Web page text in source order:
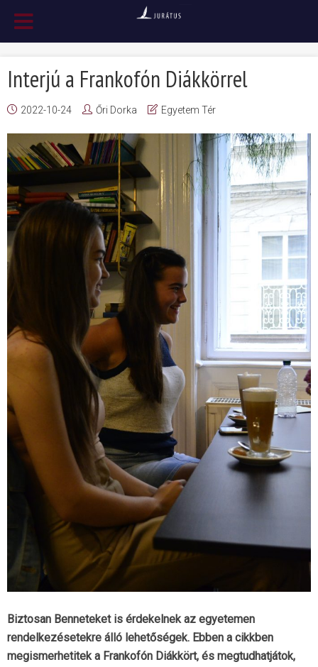
Interjú a Frankofón Diákkörrel
2022-10-24 Őri Dorka Egyetem Tér
Biztosan Benneteket is érdekelnek az egyetemen
rendelkezésetekre álló lehetőségek. Ebben a cikkben
megismerhetitek a Frankofón Diákkört, és megtudhatjátok,